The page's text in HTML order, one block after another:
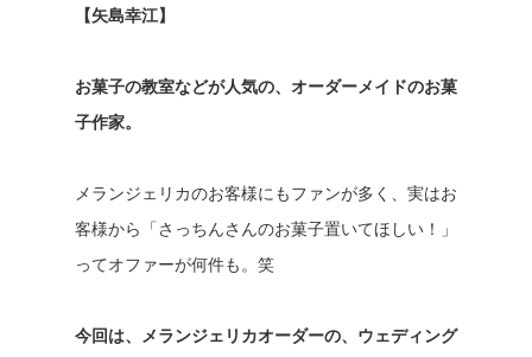
【矢島幸江】
お菓子の教室などが人気の、オーダーメイドのお菓
子作家。
メランジェリカのお客様にもファンが多く、実はお
客様から「さっちんさんのお菓子置いてほしい！」
ってオファーが何件も。笑
今回は、メランジェリカオーダーの、ウェディング